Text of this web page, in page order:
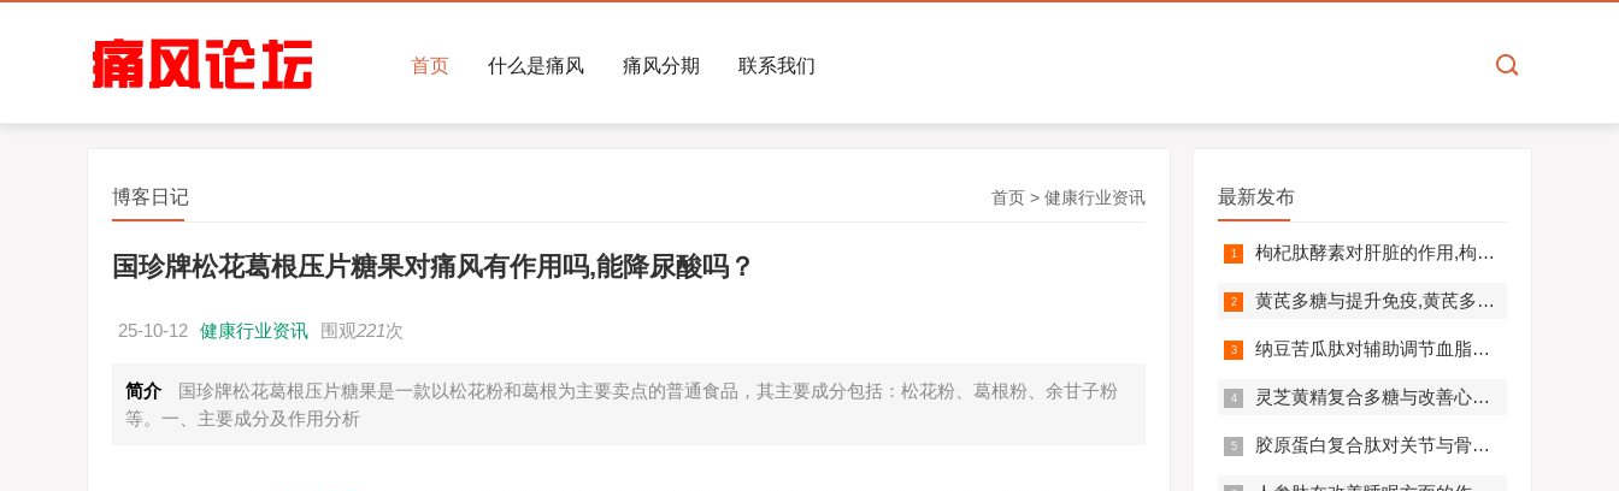
首页 什么是痛风 痛风分期 联系我们
首页 > 健康行业资讯
博客日记
国珍牌松花葛根压片糖果对痛风有作用吗,能降尿酸吗？
25-10-12 健康行业资讯 围观221次
简介
国珍牌松花葛根压片糖果是一款以松花粉和葛根为主要卖点的普通食品，其主要成分包括：松花粉、葛根粉、余甘子粉
等。一、主要成分及作用分析
最新发布
枸杞肽酵素对肝脏的作用,枸杞肽酵素护肝解毒效果好吗？
黄芪多糖与提升免疫,黄芪多糖对免疫相关疾病营养干预价值分析！
纳豆苦瓜肽对辅助调节血脂血压的作用机制,应用效果如何？
灵芝黄精复合多糖与改善心肺功能的机制及临床应用分析
胶原蛋白复合肽对关节与骨骼的作用,胶原蛋白复合肽效果怎么样?